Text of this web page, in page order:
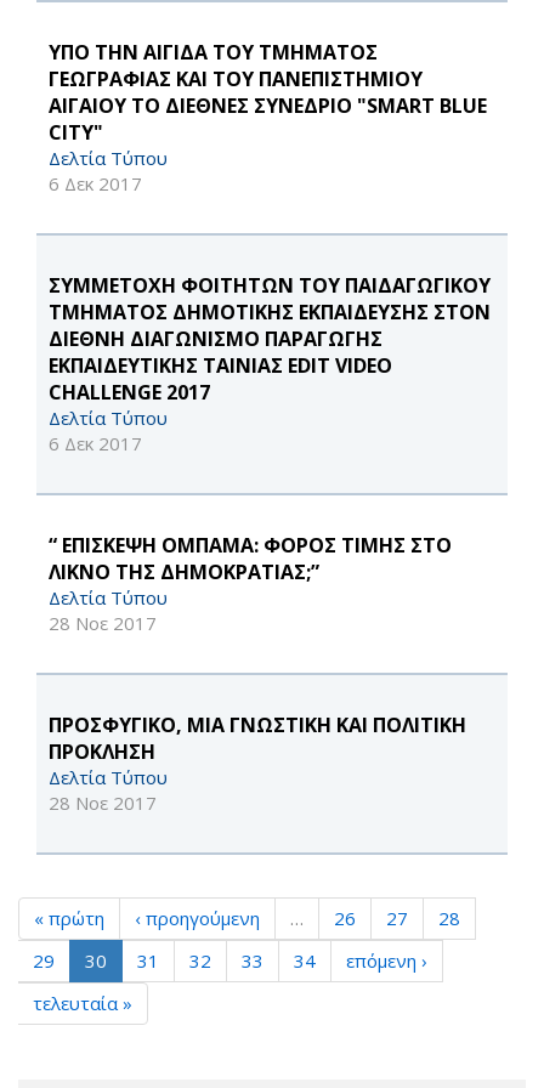
YΠΟ ΤΗΝ ΑΙΓΙΔΑ ΤΟΥ ΤΜΗΜΑΤΟΣ
ΓΕΩΓΡΑΦΙΑΣ ΚΑΙ ΤΟΥ ΠΑΝΕΠΙΣΤΗΜΙΟΥ
ΑΙΓΑΙΟΥ ΤΟ ΔΙΕΘΝΕΣ ΣΥΝΕΔΡΙΟ "SMART BLUE
CITY"
Δελτία Τύπου
6 Δεκ 2017
ΣΥΜΜΕΤΟΧΗ ΦΟΙΤΗΤΩΝ ΤΟΥ ΠΑΙΔΑΓΩΓΙΚΟΥ
ΤΜΗΜΑΤΟΣ ΔΗΜΟΤΙΚΗΣ ΕΚΠΑΙΔΕΥΣΗΣ ΣΤΟΝ
ΔΙΕΘΝΗ ΔΙΑΓΩΝΙΣΜΟ ΠΑΡΑΓΩΓΗΣ
ΕΚΠΑΙΔΕΥΤΙΚΗΣ ΤΑΙΝΙΑΣ EDIT VIDEO
CHALLENGE 2017
Δελτία Τύπου
6 Δεκ 2017
“ ΕΠΙΣΚΕΨΗ ΟΜΠΑΜΑ: ΦΟΡΟΣ ΤΙΜΗΣ ΣΤΟ
ΛΙΚΝΟ ΤΗΣ ΔΗΜΟΚΡΑΤΙΑΣ;”
Δελτία Τύπου
28 Νοε 2017
ΠΡΟΣΦΥΓΙΚΟ, ΜΙΑ ΓΝΩΣΤΙΚΗ ΚΑΙ ΠΟΛΙΤΙΚΗ
ΠΡΟΚΛΗΣΗ
Δελτία Τύπου
28 Νοε 2017
« πρώτη ‹ προηγούμενη … 26 27
28
29
30 31 32 33 34
επόμενη ›
τελευταία »